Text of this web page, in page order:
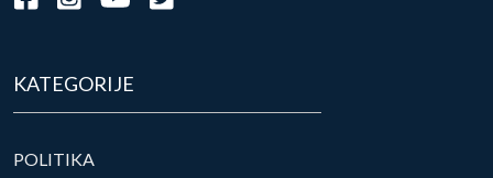
KATEGORIJE
POLITIKA